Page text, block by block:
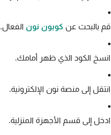
قم بالبحث عن كوبون نون الفعال.
انسخ الكود الذي ظهر أمامك.
انتقل إلى منصة نون الإلكترونية.
ادخل إلى قسم الأجهزة المنزلية.